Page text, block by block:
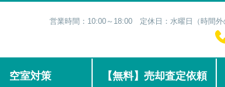
営業時間：10:00～18:00 定休日：水曜日（時間外
空室対策 【無料】売却査定依頼